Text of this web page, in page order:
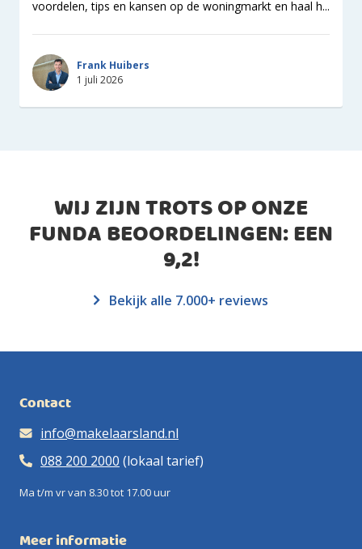
voordelen, tips en kansen op de woningmarkt en haal h...
Frank Huibers
1 juli 2026
WIJ ZIJN TROTS OP ONZE
FUNDA BEOORDELINGEN: EEN
9,2!
Bekijk alle 7.000+ reviews
Contact
info@makelaarsland.nl
088 200 2000 (lokaal tarief)
Ma t/m vr van 8.30 tot 17.00 uur
Meer informatie